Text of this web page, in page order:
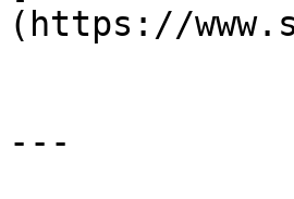
(https://
---